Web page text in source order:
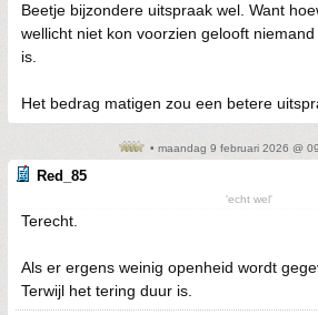
Beetje bijzondere uitspraak wel. Want
wellicht niet kon voorzien gelooft
is.
Het bedrag matigen zou een betere
• maandag 9 februari 2026 @
Red_85
'echt wel'
Terecht.
Als er ergens weinig openheid wordt
Terwijl het tering duur is.